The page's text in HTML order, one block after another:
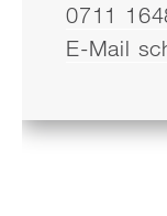
0711
E-Mail